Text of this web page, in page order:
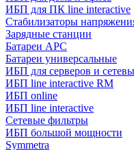
ИБП для ПК linе interactive
Стабилизаторы
Зарядные станции
Батареи APC
Батареи универсальные
ИБП для серверов и
ИБП line interactive RM
ИБП online
ИБП linе interactive
Сетевые фильтры
ИБП большой мощности
Symmetra